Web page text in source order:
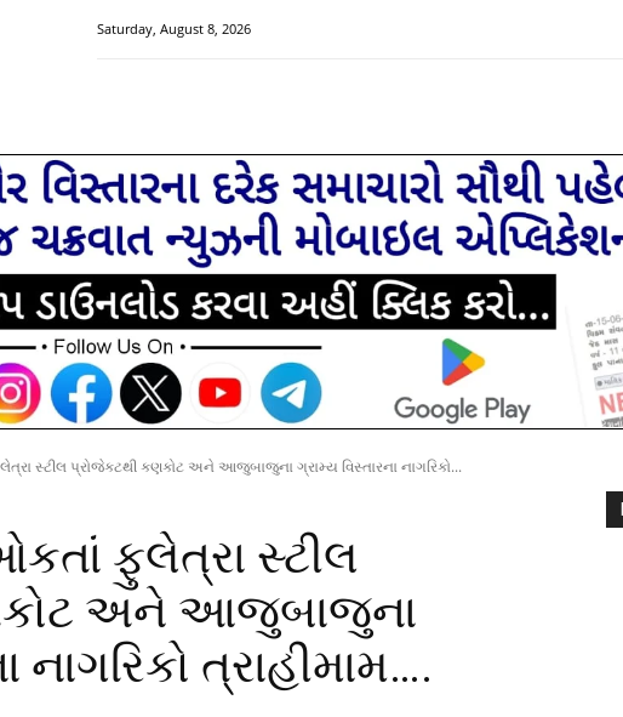
Saturday, August 8, 2026
સ્ટીલ પ્રોજેક્ટથી કણકોટ અને આજુબાજુના ગ્રામ્ય વિસ્તારના નાગરિકો...
ફુલેત્રા સ્ટીલ
અને આજુબાજુના
નાગરિકો ત્રાહીમામ….